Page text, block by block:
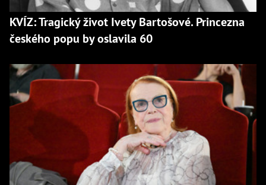
KVÍZ: Tragický život Ivety Bartošové. Princezna
českého popu by oslavila 60